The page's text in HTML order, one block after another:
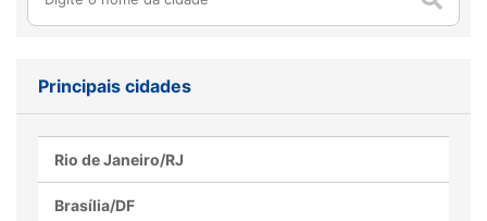
seu aliado na preparação
Principais cidades
Rio de Janeiro/RJ
Brasília/DF